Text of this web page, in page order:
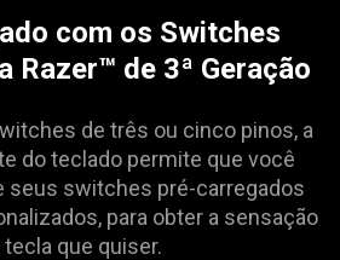
com os Switches
Razer™ de 3ª Geração
de três ou cinco pinos, a
do teclado permite que você
seus switches pré-carregados
para obter a sensação
tecla que quiser.